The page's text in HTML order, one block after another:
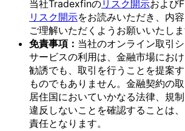
当社Tradexfinのリスク開示および
リスク開示をお読みいただき、 内
ご理解いただく よう お願いいたしま
免責事項： 当社のオンライン取引
サービスの利用は、 金融市場にお
勧誘でも、 取引を行う ことを提案
ものでもありません。 金融契約の
居住国においていかなる法律、 規制
違反しないことを確認する ことは、
責任と なります。